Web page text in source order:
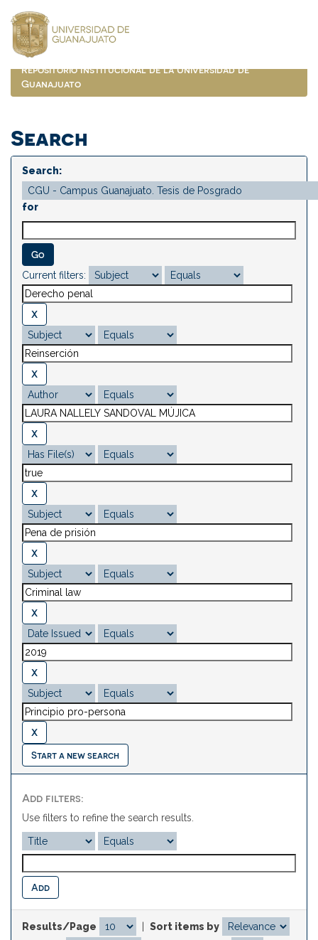
navigation
Repositorio Institucional de la Universidad de
Guanajuato
Search
Search:
for
Current filters:
Start a new search
Add filters:
Use filters to refine the search results.
Results/Page
Sort items by